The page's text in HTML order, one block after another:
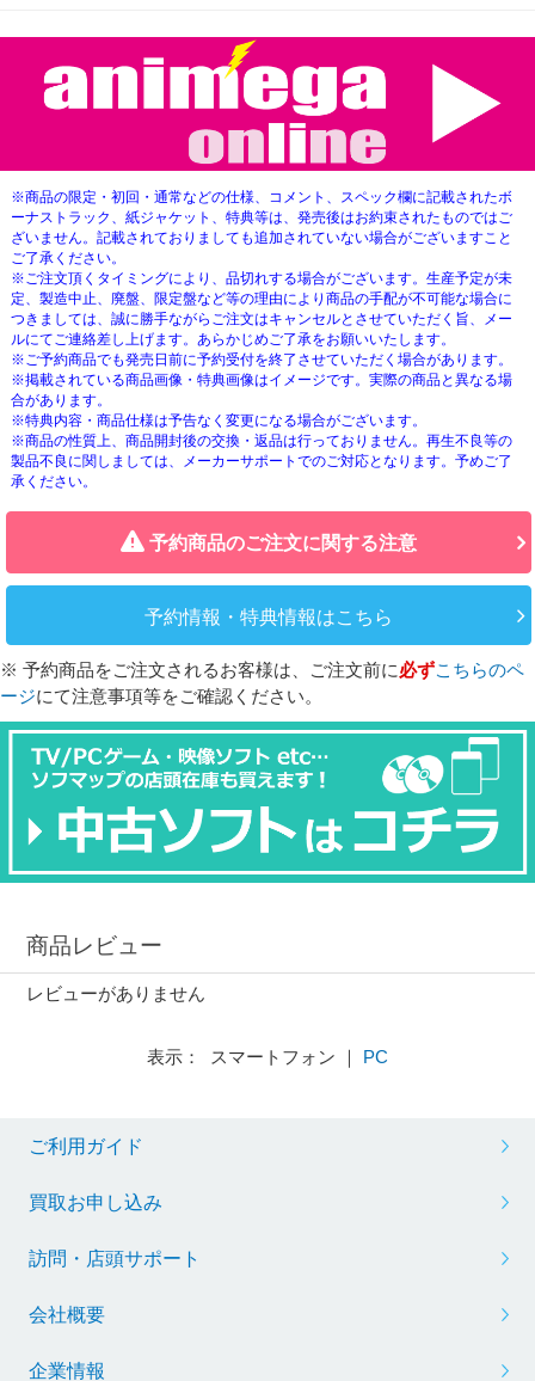
※商品の限定・初回・通常などの仕様、コメント、スペック欄に記載されたボ
ーナストラック、紙ジャケット、特典等は、発売後はお約束されたものではご
ざいません。記載されておりましても追加されていない場合がございますこと
ご了承ください。
※ご注文頂くタイミングにより、品切れする場合がございます。生産予定が未
定、製造中止、廃盤、限定盤など等の理由により商品の手配が不可能な場合に
つきましては、誠に勝手ながらご注文はキャンセルとさせていただく旨、メー
ルにてご連絡差し上げます。あらかじめご了承をお願いいたします。
※ご予約商品でも発売日前に予約受付を終了させていただく場合があります。
※掲載されている商品画像・特典画像はイメージです。実際の商品と異なる場
合があります。
※特典内容・商品仕様は予告なく変更になる場合がございます。
※商品の性質上、商品開封後の交換・返品は行っておりません。再生不良等の
製品不良に関しましては、メーカーサポートでのご対応となります。予めご了
承ください。
予約商品のご注文に関する注意
予約情報・特典情報はこちら
※ 予約商品をご注文されるお客様は、ご注文前に必ずこちらのペ
ージにて注意事項等をご確認ください。
商品レビュー
レビューがありません
表示： スマートフォン ｜ PC
ご利用ガイド
買取お申し込み
訪問・店頭サポート
会社概要
企業情報